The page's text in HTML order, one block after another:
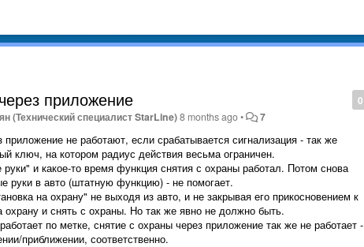
0
приложение
(Технический специалист StarLine)8 months ago• 7
не работают, если срабатывается сигнализация - так же
ключ, на котором радиус действия весьма ограничен.
и какое-то время функция снятия с охраны работал. Потом снова
руки в авто (штатную функцию) - не помогает.
на охрану" не выходя из авто, и не закрывая его прикосновением к
охрану и снять с охраны. Но так же явно не должно быть.
по метке, снятие с охраны через приложение так же не работает -
приближении, соответственно.